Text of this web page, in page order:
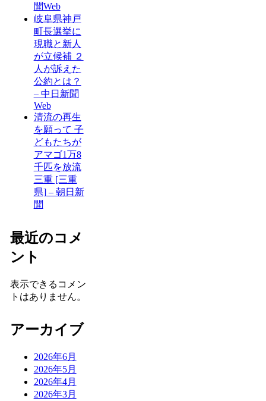
聞Web
岐阜県神戸
町長選挙に
現職と新人
が立候補 ２
人が訴えた
公約とは？
– 中日新聞
Web
清流の再生
を願って 子
どもたちが
アマゴ1万8
千匹を放流
三重 [三重
県] – 朝日新
聞
最近のコメ
ント
表示できるコメン
トはありません。
アーカイブ
2026年6月
2026年5月
2026年4月
2026年3月